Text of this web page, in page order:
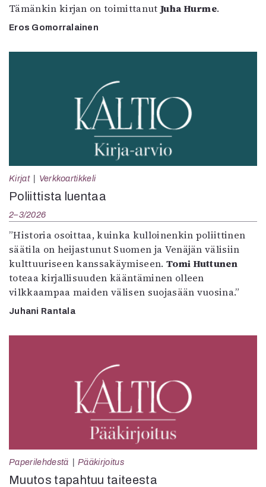
Tämänkin kirjan on toimittanut Juha Hurme.
Eros Gomorralainen
Kirjat Verkkoartikkeli
Poliittista luentaa
2–3/2026
”Historia osoittaa, kuinka kulloinenkin poliittinen
säätila on heijastunut Suomen ja Venäjän välisiin
kulttuuriseen kanssakäymiseen. Tomi Huttunen
toteaa kirjallisuuden kääntäminen olleen
vilkkaampaa maiden välisen suojasään vuosina.”
Juhani Rantala
Paperilehdestä Pääkirjoitus
Muutos tapahtuu taiteesta